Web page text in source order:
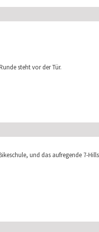
steht vor der Tür.
und das aufregende 7-